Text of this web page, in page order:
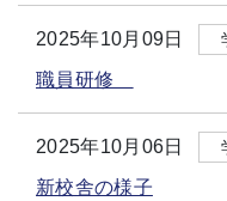
2025年10月09日
職員研修
2025年10月06日
新校舎の様子